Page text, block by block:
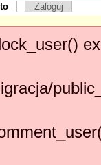
Zaloguj